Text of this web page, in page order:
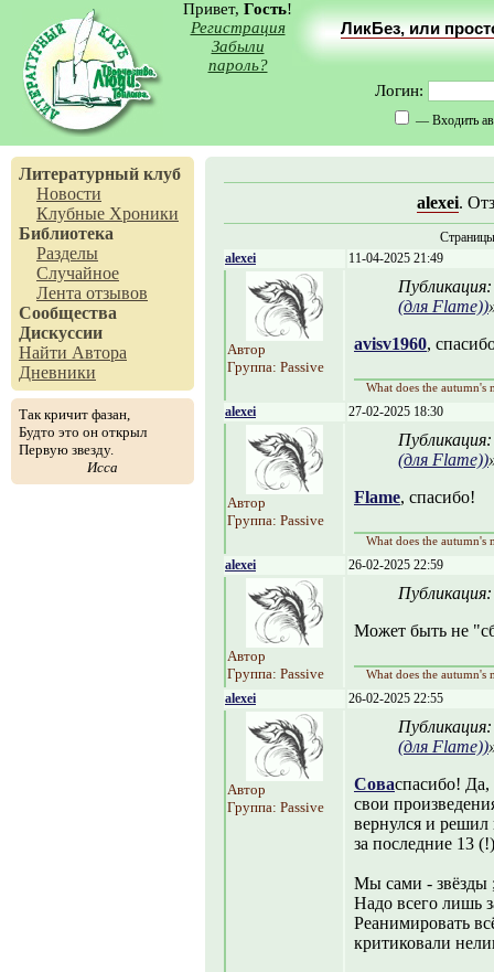
Привет, Гость!
Регистрация
Забыли
пароль?
ЛикБез, или
Логин:
— Входить
Литературный клуб
Новости
Клубные Хроники
Библиотека
Разделы
Случайное
Лента отзывов
Сообщества
Дискуссии
Найти Автора
Дневники
Так кричит фазан,
Будто это он открыл
Первую звезду.
Исса
alexei.
alexei
11-04-2025 21:49
Автор
Группа: Passive
(для Flame))
avisv1960,
What does the autumn's
alexei 27-02-2025 18:30
Автор
Группа: Passive
(для Flame))
Flame, спасибо!
What does the autumn's
alexei 26-02-2025 22:59
Автор
Группа: Passive
Может быть не
What does the autumn's
alexei 26-02-2025 22:55
Автор
Группа: Passive
(для Flame))
Соваспасибо! Да,
свои
вернулся и решил
за последние 13
Мы сами - звëзды
Надо всего лишь
Реанимировать
критиковали